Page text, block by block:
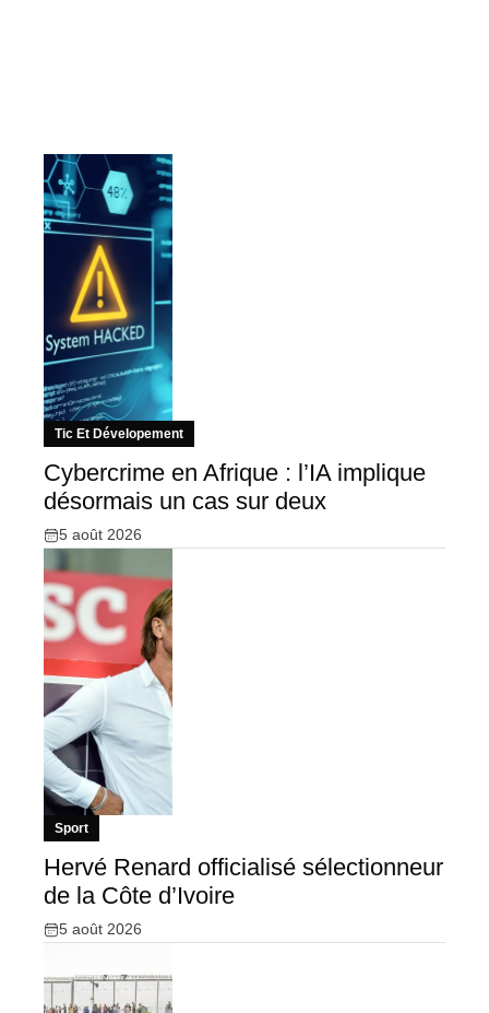
Tic Et Dévelopement
Cybercrime en Afrique : l’IA implique
désormais un cas sur deux
5 août 2026
Sport
Hervé Renard officialisé sélectionneur
de la Côte d’Ivoire
5 août 2026